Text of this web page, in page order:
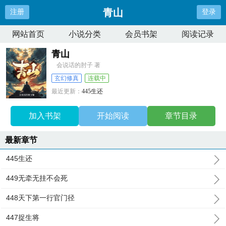
注册 青山 登录
网站首页 小说分类 会员书架 阅读记录
青山
会说话的肘子 著
玄幻修真
连载中
最近更新：445生还
加入书架 开始阅读 章节目录
最新章节
445生还
449无牵无挂不会死
448天下第一行官门径
447捉生将